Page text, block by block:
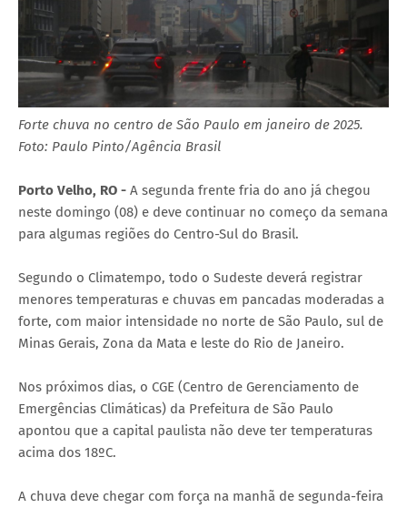
Forte chuva no centro de São Paulo em janeiro de 2025.
Foto: Paulo Pinto/Agência Brasil
Porto Velho, RO - A segunda frente fria do ano já chegou
neste domingo (08) e deve continuar no começo da semana
para algumas regiões do Centro-Sul do Brasil.
Segundo o Climatempo, todo o Sudeste deverá registrar
menores temperaturas e chuvas em pancadas moderadas a
forte, com maior intensidade no norte de São Paulo, sul de
Minas Gerais, Zona da Mata e leste do Rio de Janeiro.
Nos próximos dias, o CGE (Centro de Gerenciamento de
Emergências Climáticas) da Prefeitura de São Paulo
apontou que a capital paulista não deve ter temperaturas
acima dos 18ºC.
A chuva deve chegar com força na manhã de segunda-feira